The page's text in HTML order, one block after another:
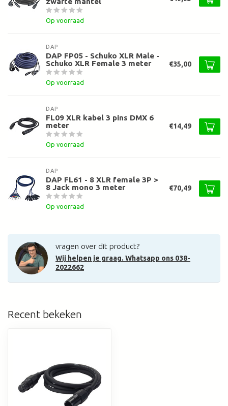
Op voorraad
DAP
DAP FP05 - Schuko XLR Male -
Schuko XLR Female 3 meter
Op voorraad
€35,00
DAP
FL09 XLR kabel 3 pins DMX 6
meter
Op voorraad
€14,49
DAP
DAP FL61 - 8 XLR female 3P >
8 Jack mono 3 meter
Op voorraad
€70,49
vragen over dit product?
Wij helpen je graag. Whatsapp ons 038-
2022662
Recent bekeken